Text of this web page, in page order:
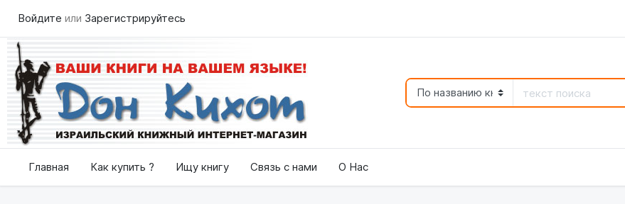
Войдите или Зарегистрируйтесь
Главная Как купить ? Ищу книгу Связь с нами О Нас